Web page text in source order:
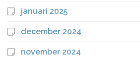
januari 2025
december 2024
november 2024